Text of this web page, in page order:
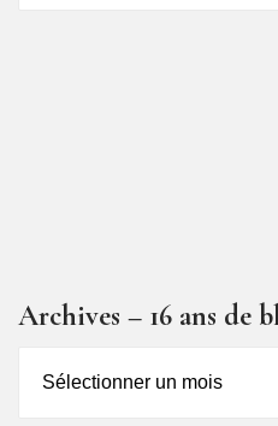
Archives – 16 ans de